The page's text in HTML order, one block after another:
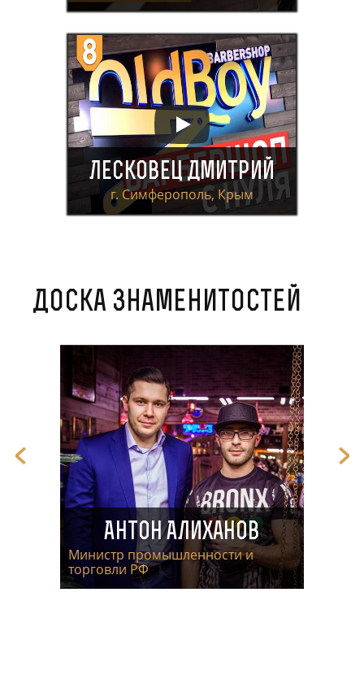
Лесковец Дмитрий
г. Симферополь, Крым
Доска знаменитостей
Антон Алиханов
Министр промышленности и
торговли РФ